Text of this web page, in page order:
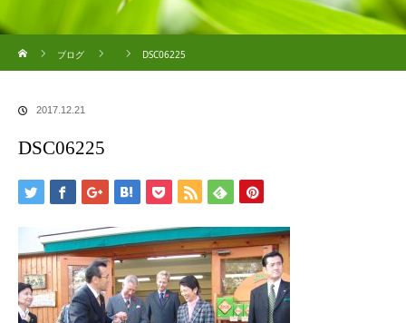
ブログ
DSC06225
2017.12.21
DSC06225